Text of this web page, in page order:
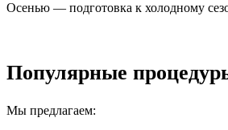
Осенью — подготовка к холодному
Популярные
Мы предлагаем: